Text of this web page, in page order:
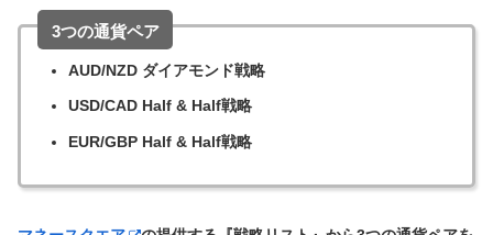
3つの通貨ペア
AUD/NZD ダイアモンド戦略
USD/CAD Half & Half戦略
EUR/GBP Half & Half戦略